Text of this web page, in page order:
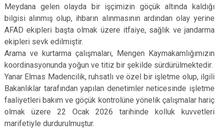
Meydana gelen olayda bir işçimizin göçük altında kaldığı
bilgisi alınmış olup, ihbarın alınmasının ardından olay yerine
AFAD ekipleri başta olmak üzere itfaiye, sağlık ve jandarma
ekipleri sevk edilmiştir.
Arama ve kurtarma çalışmaları, Mengen Kaymakamlığımızın
koordinasyonunda yoğun ve titiz bir şekilde sürdürülmektedir.
Yanar Elmas Madencilik, ruhsatlı ve özel bir işletme olup, ilgili
Bakanlıklar tarafından yapılan denetimler neticesinde işletme
faaliyetleri bakım ve göçük kontrolüne yönelik çalışmalar hariç
olmak üzere 22 Ocak 2026 tarihinde kolluk kuvvetleri
marifetiyle durdurulmuştur.